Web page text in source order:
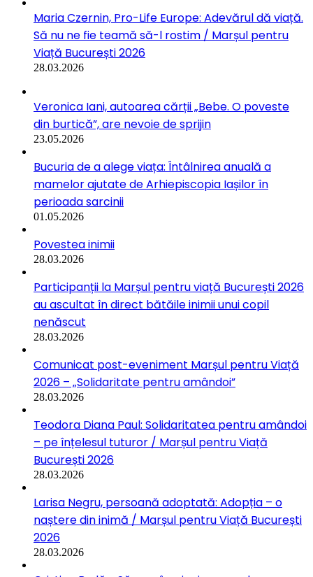
Maria Czernin, Pro-Life Europe: Adevărul dă viață.
Să nu ne fie teamă să-l rostim / Marșul pentru
Viață București 2026
28.03.2026
Veronica Iani, autoarea cărții „Bebe. O poveste
din burtică”, are nevoie de sprijin
23.05.2026
Bucuria de a alege viața: Întâlnirea anuală a
mamelor ajutate de Arhiepiscopia Iașilor în
perioada sarcinii
01.05.2026
Povestea inimii
28.03.2026
Participanții la Marșul pentru viață București 2026
au ascultat în direct bătăile inimii unui copil
nenăscut
28.03.2026
Comunicat post-eveniment Marșul pentru Viață
2026 – „Solidaritate pentru amândoi”
28.03.2026
Teodora Diana Paul: Solidaritatea pentru amândoi
– pe înțelesul tuturor / Marșul pentru Viață
București 2026
28.03.2026
Larisa Negru, persoană adoptată: Adopția – o
naștere din inimă / Marșul pentru Viață București
2026
28.03.2026